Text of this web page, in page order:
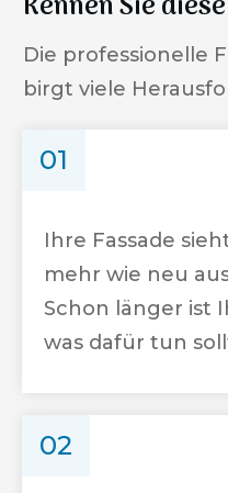
Die professionelle
birgt viele
01
Ihre Fassade
mehr wie neu
Schon länger ist
was dafür tun
02